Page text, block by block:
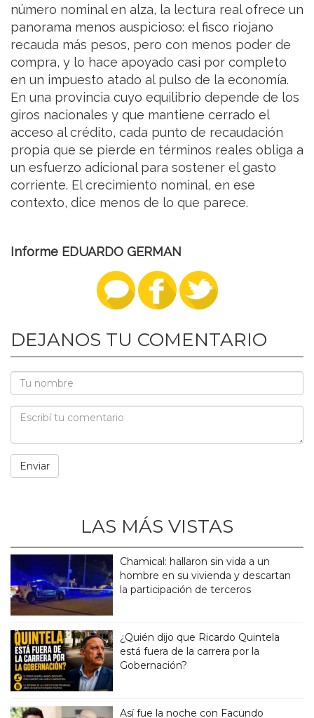
número nominal en alza, la lectura real ofrece un
panorama menos auspicioso: el fisco riojano
recauda más pesos, pero con menos poder de
compra, y lo hace apoyado casi por completo
en un impuesto atado al pulso de la economía.
En una provincia cuyo equilibrio depende de los
giros nacionales y que mantiene cerrado el
acceso al crédito, cada punto de recaudación
propia que se pierde en términos reales obliga a
un esfuerzo adicional para sostener el gasto
corriente. El crecimiento nominal, en ese
contexto, dice menos de lo que parece.
Informe EDUARDO GERMAN
DEJANOS TU COMENTARIO
LAS MÁS VISTAS
Chamical: hallaron sin vida a un
hombre en su vivienda y descartan
la participación de terceros
¿Quién dijo que Ricardo Quintela
está fuera de la carrera por la
Gobernación?
Así fue la noche con Facundo